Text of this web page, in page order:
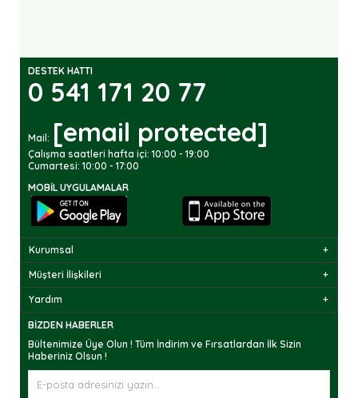
DESTEK HATTI
0 541 171 20 77
Mail: [email protected]
Çalışma saatleri hafta içi: 10:00 - 19:00
Cumartesi: 10:00 - 17:00
MOBIL UYGULAMALAR
Kurumsal
Müşteri İlişkileri
Yardım
BIZDEN HABERLER
Bültenimize Üye Olun ! Tüm İndirim ve Fırsatlardan İlk Sizin
Haberiniz Olsun !